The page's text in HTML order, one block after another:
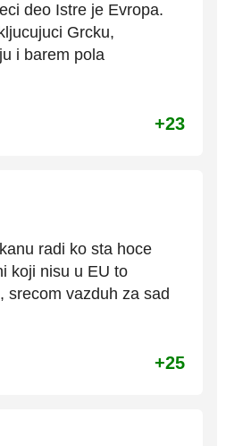
deo Istre je Evropa.
Grcku,
i barem pola
+23
radi ko sta hoce
koji nisu u EU to
srecom vazduh za sad
+25